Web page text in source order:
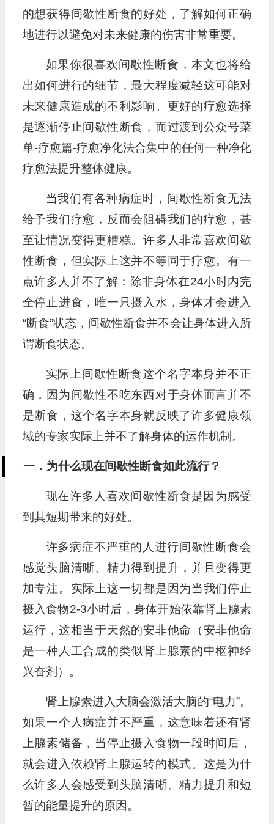
的想获得间歇性断食的好处，了解如何正确
地进行以避免对未来健康的伤害非常重要。
如果你很喜欢间歇性断食，本文也将给
出如何进行的细节，最大程度减轻这可能对
未来健康造成的不利影响。更好的疗愈选择
是逐渐停止间歇性断食，而过渡到公众号菜
单-疗愈篇-疗愈净化法合集中的任何一种净化
疗愈法提升整体健康。
当我们有各种病症时，间歇性断食无法
给予我们疗愈，反而会阻碍我们的疗愈，甚
至让情况变得更糟糕。许多人非常喜欢间歇
性断食，但实际上这并不等同于疗愈。有一
点许多人并不了解：除非身体在24小时内完
全停止进食，唯一只摄入水，身体才会进入
“断食”状态，间歇性断食并不会让身体进入所
谓断食状态。
实际上间歇性断食这个名字本身并不正
确，因为间歇性不吃东西对于身体而言并不
是断食，这个名字本身就反映了许多健康领
域的专家实际上并不了解身体的运作机制。
一．为什么现在间歇性断食如此流行？
现在许多人喜欢间歇性断食是因为感受
到其短期带来的好处。
许多病症不严重的人进行间歇性断食会
感觉头脑清晰、精力得到提升，并且变得更
加专注。实际上这一切都是因为当我们停止
摄入食物2-3小时后，身体开始依靠肾上腺素
运行，这相当于天然的安非他命（安非他命
是一种人工合成的类似肾上腺素的中枢神经
兴奋剂）。
肾上腺素进入大脑会激活大脑的“电力”。
如果一个人病症并不严重，这意味着还有肾
上腺素储备，当停止摄入食物一段时间后，
就会进入依赖肾上腺运转的模式。这是为什
么许多人会感受到头脑清晰、精力提升和短
暂的能量提升的原因。